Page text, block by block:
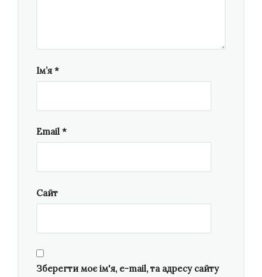
Ім’я *
Email *
Сайт
Зберегти моє ім'я, e-mail, та адресу сайту